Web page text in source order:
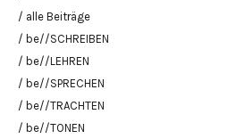
/ alle Beiträge
/ be//SCHREIBEN
/ be//LEHREN
/ be//SPRECHEN
/ be//TRACHTEN
/ be//TONEN